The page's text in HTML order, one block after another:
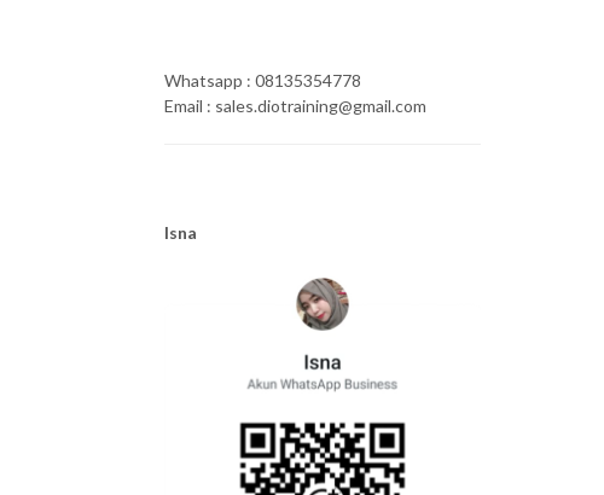
Whatsapp : 08135354778
Email : sales.diotraining@gmail.com
Isna